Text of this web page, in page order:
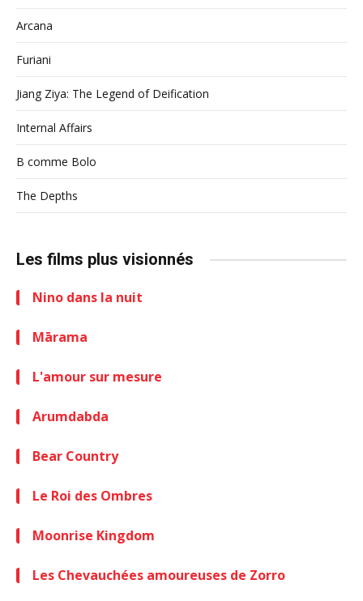
Arcana
Furiani
Jiang Ziya: The Legend of Deification
Internal Affairs
B comme Bolo
The Depths
Les films plus visionnés
Nino dans la nuit
Mārama
L'amour sur mesure
Arumdabda
Bear Country
Le Roi des Ombres
Moonrise Kingdom
Les Chevauchées amoureuses de Zorro